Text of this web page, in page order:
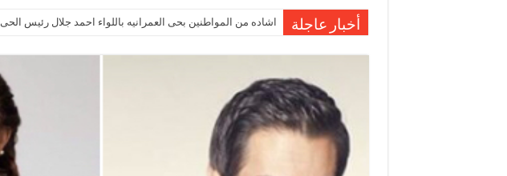
أخبار عاجلة اشاده من المواطنين بحى العمرانيه باللواء احمد جلال رئيس الحى